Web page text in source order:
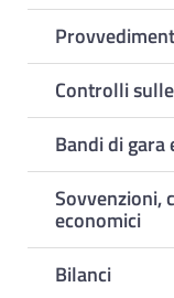
Controlli
Bandi di
Sovvenzioni,
economici
Bilanci